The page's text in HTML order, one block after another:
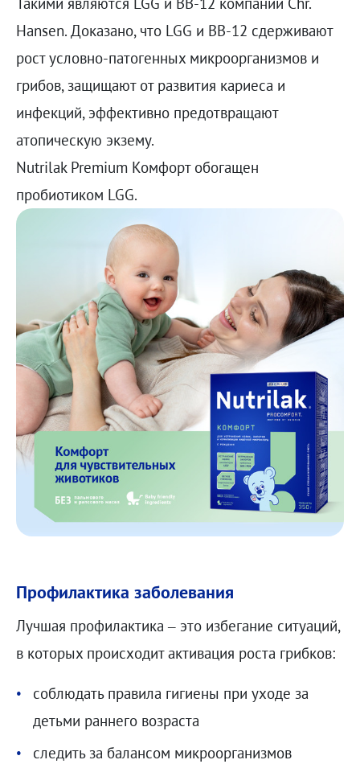
Hansen. Доказано, что LGG и ВВ-12 сдерживают
рост условно-патогенных микроорганизмов и
грибов, защищают от развития кариеса и
инфекций, эффективно предотвращают
атопическую экзему.
Nutrilak Premium Комфорт обогащен
пробиотиком LGG.
Профилактика заболевания
Лучшая профилактика – это избегание ситуаций,
в которых происходит активация роста грибков:
соблюдать правила гигиены при уходе за
детьми раннего возраста
следить за балансом микроорганизмов